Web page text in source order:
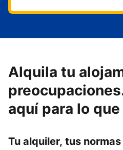
Alquila tu
aquí para lo
Tu alquiler, tus normas